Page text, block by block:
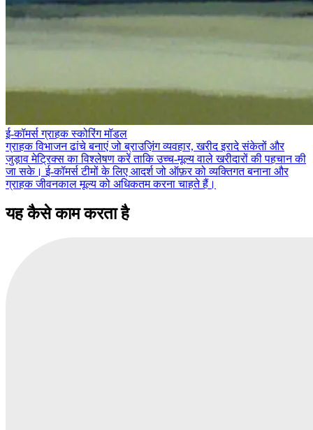
ई-कॉमर्स ग्राहक स्कोरिंग मॉडल
ग्राहक विभाजन ढांचे बनाएं जो ब्राउज़िंग व्यवहार, खरीद इरादे संकेतों और
जुड़ाव मेट्रिक्स का विश्लेषण करें ताकि उच्च-मूल्य वाले खरीदारों की पहचान की
जा सके। ई-कॉमर्स टीमों के लिए आदर्श जो ऑफ़र को व्यक्तिगत बनाना और
ग्राहक जीवनकाल मूल्य को अधिकतम करना चाहते हैं।
यह कैसे काम करता है